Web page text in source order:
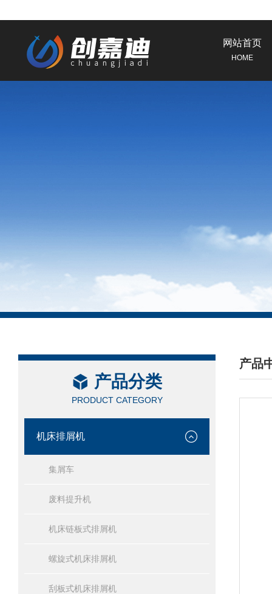
网站首页
HOME
产品分类
PRODUCT CATEGORY
机床排屑机
集屑车
废料提升机
机床链板式排屑机
螺旋式机床排屑机
刮板式机床排屑机
产品
/